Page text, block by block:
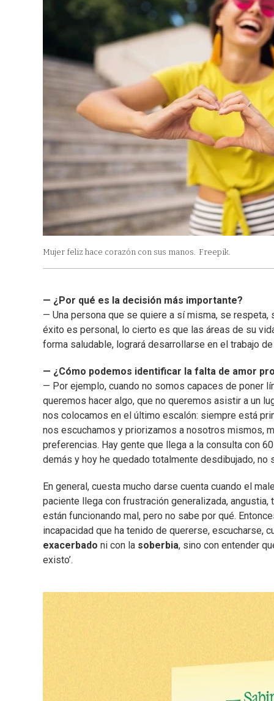
Mujer feliz hace corazón con sus manos. Freepik.
— ¿Por qué es la decisión más importante?
— Una persona que se quiere a sí misma, se
éxito es personal, lo cierto es que las áreas de su
forma saludable, logrará desarrollarse en el trabajo
— ¿Cómo podemos identificar la falta de amor
— Por ejemplo, cuando no somos capaces de poner
queremos hacer algo, que no queremos asistir a un
nos colocamos en el último escalón: siempre está
nos escuchamos y priorizamos a nosotros mismos,
preferencias. Hay gente que llega a la consulta con
demás y hoy he quedado totalmente desdibujado, no
En general, cuesta mucho darse cuenta cuando el
paciente llega con frustración generalizada,
están funcionando mal, pero no sabe por qué.
incapacidad que ha tenido de quererse, escucharse,
exacerbado ni con la soberbia, sino con entender
existo’.